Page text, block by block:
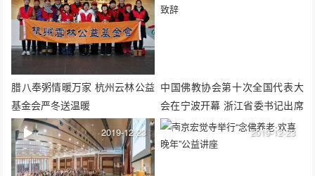
腊八奉粥情暖万家 杭州云林公益
基金会严冬送温暖
中国佛教协会第十次全国代表大
会在宁波开幕 浙江省委书记出席
并致辞
2019-12-23 2019-12-23